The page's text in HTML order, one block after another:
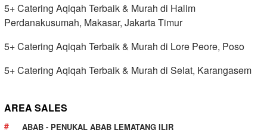
5+ Catering Aqiqah Terbaik & Murah di Halim
Perdanakusumah, Makasar, Jakarta Timur
5+ Catering Aqiqah Terbaik & Murah di Lore Peore, Poso
5+ Catering Aqiqah Terbaik & Murah di Selat, Karangasem
AREA SALES
ABAB - PENUKAL ABAB LEMATANG ILIR